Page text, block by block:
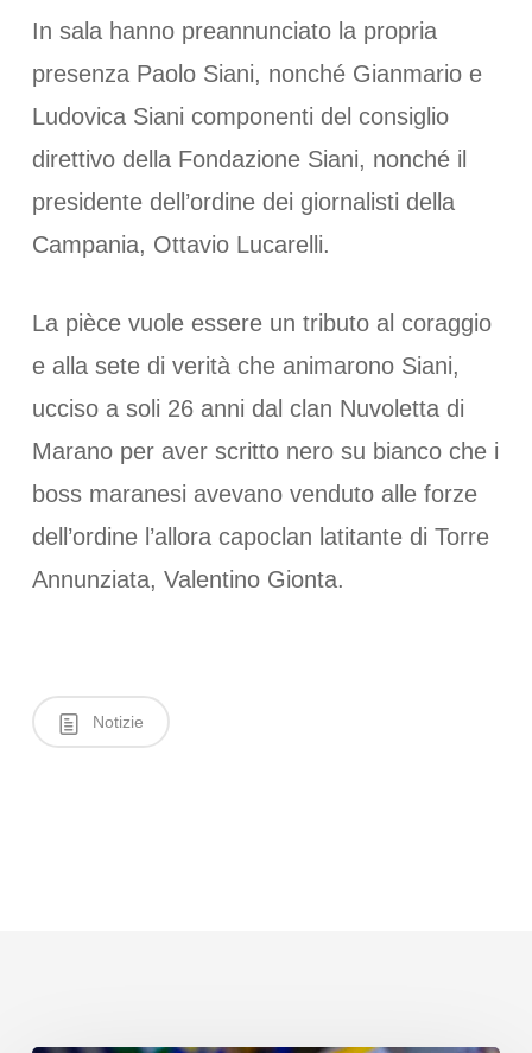
In sala hanno preannunciato la propria
presenza Paolo Siani, nonché Gianmario e
Ludovica Siani componenti del consiglio
direttivo della Fondazione Siani, nonché il
presidente dell’ordine dei giornalisti della
Campania, Ottavio Lucarelli.
La pièce vuole essere un tributo al coraggio
e alla sete di verità che animarono Siani,
ucciso a soli 26 anni dal clan Nuvoletta di
Marano per aver scritto nero su bianco che i
boss maranesi avevano venduto alle forze
dell’ordine l’allora capoclan latitante di Torre
Annunziata, Valentino Gionta.
Notizie